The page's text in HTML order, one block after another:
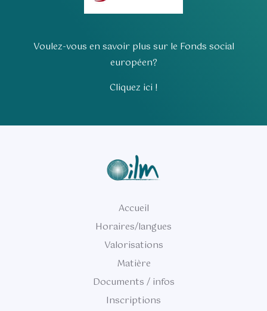
Voulez-vous en savoir plus sur le Fonds social
européen?
Cliquez ici !
Accueil
Horaires/langues
Valorisations
Matière
Documents / infos
Inscriptions